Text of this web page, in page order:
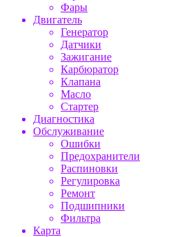
Фары
Двигатель
Генератор
Датчики
Зажигание
Карбюратор
Клапана
Масло
Стартер
Диагностика
Обслуживание
Ошибки
Предохранители
Распиновки
Регулировка
Ремонт
Подшипники
Фильтра
Карта